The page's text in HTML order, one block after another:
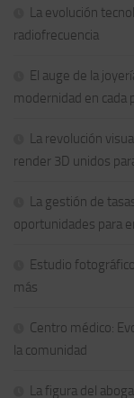
La evolución
radiofrecuencia
El auge de la
modernidad en cada
La revolución
render 3D unidos
La gestión de
oportunidades para
Estudio
más
Centro médico:
la comunidad
La figura del